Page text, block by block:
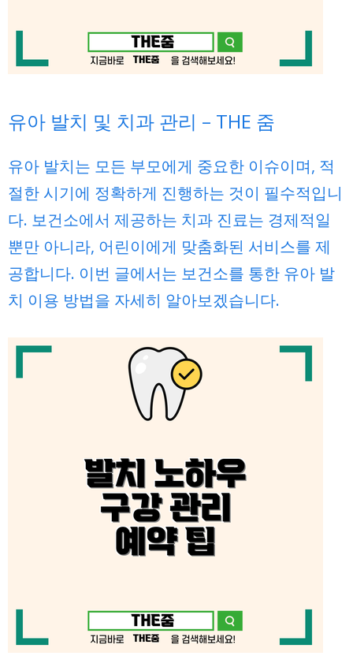
유아 발치 및 치과 관리 – THE 줌
유아 발치는 모든 부모에게 중요한 이슈이며, 적
절한 시기에 정확하게 진행하는 것이 필수적입니
다. 보건소에서 제공하는 치과 진료는 경제적일
뿐만 아니라, 어린이에게 맞춤화된 서비스를 제
공합니다. 이번 글에서는 보건소를 통한 유아 발
치 이용 방법을 자세히 알아보겠습니다.